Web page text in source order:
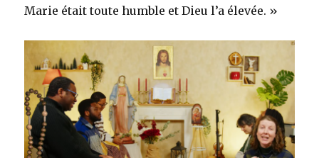
Marie était toute humble et Dieu l’a élevée. »